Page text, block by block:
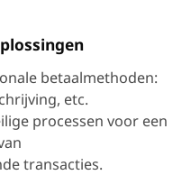
betaalmethoden:
etc.
processen voor een
transacties.